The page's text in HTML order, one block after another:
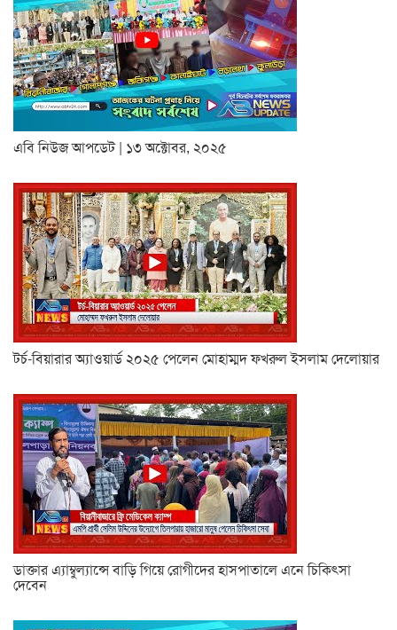
এবি নিউজ আপডেট | ১৩ অক্টোবর, ২০২৫
টর্চ-বিয়ারার অ্যাওয়ার্ড ২০২৫ পেলেন মোহাম্মদ ফখরুল ইসলাম দেলোয়ার
ডাক্তার এ্যাম্বুল্যান্সে বাড়ি গিয়ে রোগীদের হাসপাতালে এনে চিকিৎসা
দেবেন